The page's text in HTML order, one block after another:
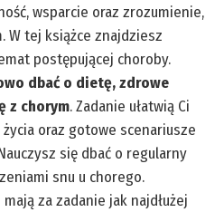
wsparcie oraz zrozumienie,
W tej książce znajdziesz
postępującej choroby.
dbać o dietę, zdrowe
z chorym. Zadanie ułatwią Ci
oraz gotowe scenariusze
się dbać o regularny
snu u chorego.
za zadanie jak najdłużej